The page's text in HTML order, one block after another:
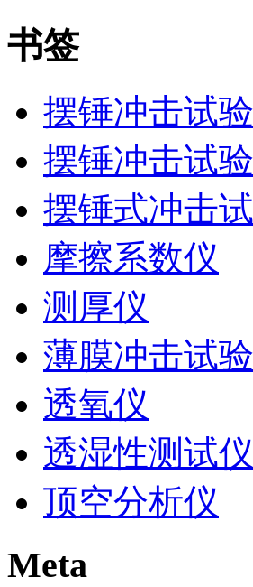
书签
摆锤冲击试
摆锤冲击试
摆锤式冲击
摩擦系数仪
测厚仪
薄膜冲击试
透氧仪
透湿性测试仪
顶空分析仪
Meta